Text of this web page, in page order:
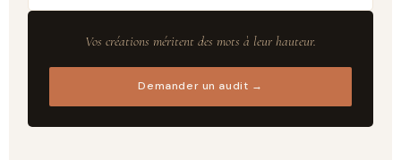
Vos créations méritent des mots à leur hauteur.
Demander un audit →